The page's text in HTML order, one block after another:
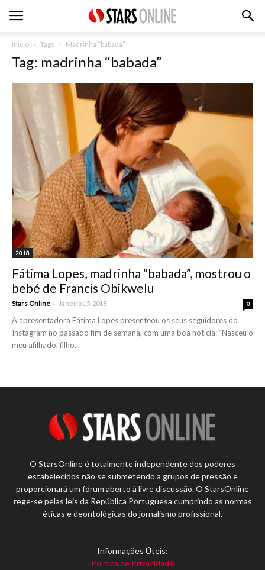
Inicio Tags Madrinha “babada”
Tag: madrinha “babada”
2018
Fátima Lopes, madrinha “babada”, mostrou o
bebé de Francis Obikwelu
Stars Online - Janeiro 15, 2018 0
A apresentadora Fátima Lopes presenteou os seus seguidores do
Instagram no passado fim de semana, com uma boa notícia: “Nasceu o
meu afilhado, filho...
O StarsOnline é totalmente independente dos poderes
estabelecidos não se submetendo a grupos de pressão e
proporcionará um fórum aberto à livre discussão. O StarsOnline
rege-se pelas leis da República Portuguesa cumprindo as normas
éticas e deontológicas do jornalismo profissional.
Informações Úteis:
Política de Privacidade